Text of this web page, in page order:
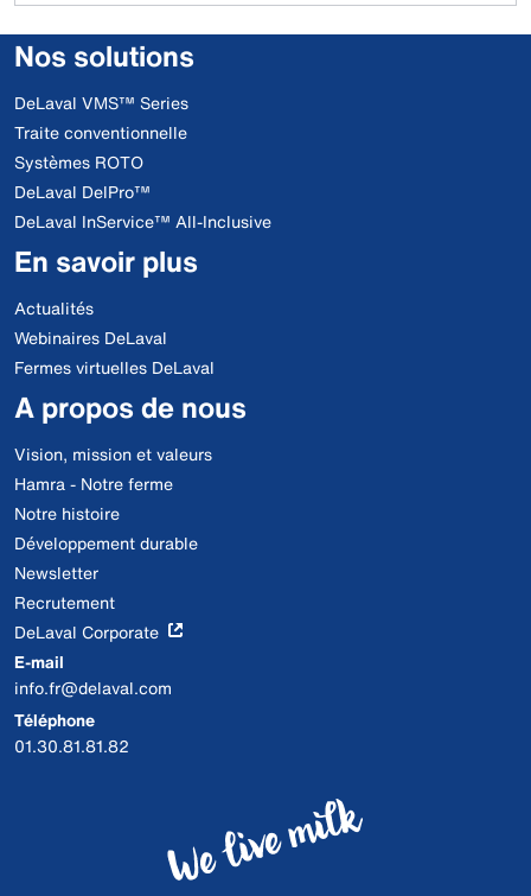
Nos solutions
DeLaval VMS™ Series
Traite conventionnelle
Systèmes ROTO
DeLaval DelPro™
DeLaval InService™ All-Inclusive
En savoir plus
Actualités
Webinaires DeLaval
Fermes virtuelles DeLaval
A propos de nous
Vision, mission et valeurs
Hamra - Notre ferme
Notre histoire
Développement durable
Newsletter
Recrutement
DeLaval Corporate
E-mail
info.fr@delaval.com
Téléphone
01.30.81.81.82